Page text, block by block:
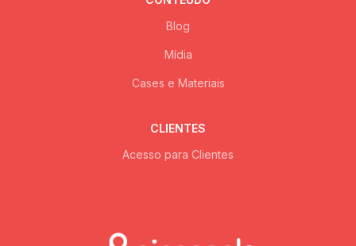
Blog
Mídia
Cases e Materiais
CLIENTES
Acesso para Clientes